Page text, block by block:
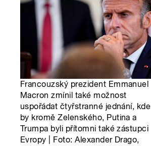
Francouzský prezident Emmanuel
Macron zmínil také možnost
uspořádat čtyřstranné jednání, kde
by kromě Zelenského, Putina a
Trumpa byli přítomni také zástupci
Evropy | Foto: Alexander Drago,